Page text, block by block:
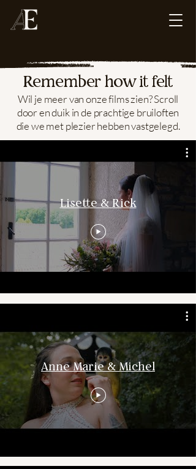
Remember how it felt
Wil je meer van onze films zien? Scroll
door en duik in de prachtige bruiloften
die we met plezier hebben vastgelegd.
Lisette & Rick
Anne Marie & Michel